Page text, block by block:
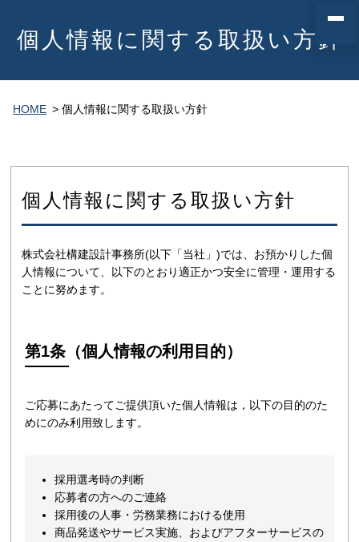
個人情報に関する取扱い方針
HOME > 個人情報に関する取扱い方針
個人情報に関する取扱い方針
株式会社構建設計事務所(以下「当社」)では、お預かりした個
人情報について、以下のとおり適正かつ安全に管理・運用する
ことに努めます。
第1条（個人情報の利用目的）
ご応募にあたってご提供頂いた個人情報は，以下の目的のた
めにのみ利用致します。
採用選考時の判断
応募者の方へのご連絡
採用後の人事・労務業務における使用
商品発送やサービス実施、およびアフターサービスの